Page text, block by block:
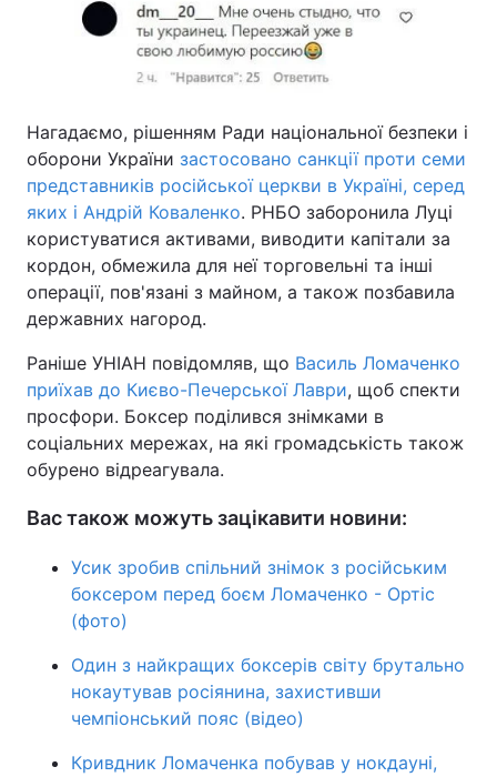
Нагадаємо, рішенням Ради національної безпеки і
оборони України застосовано санкції проти семи
представників російської церкви в Україні, серед
яких і Андрій Коваленко. РНБО заборонила Луці
користуватися активами, виводити капітали за
кордон, обмежила для неї торговельні та інші
операції, пов'язані з майном, а також позбавила
державних нагород.
Раніше УНІАН повідомляв, що Василь Ломаченко
приїхав до Києво-Печерської Лаври, щоб спекти
просфори. Боксер поділився знімками в
соціальних мережах, на які громадськість також
обурено відреагувала.
Вас також можуть зацікавити новини:
Усик зробив спільний знімок з російським
боксером перед боєм Ломаченко - Ортіс
(фото)
Один з найкращих боксерів світу брутально
нокаутував росіянина, захистивши
чемпіонський пояс (відео)
Кривдник Ломаченка побував у нокдауні,